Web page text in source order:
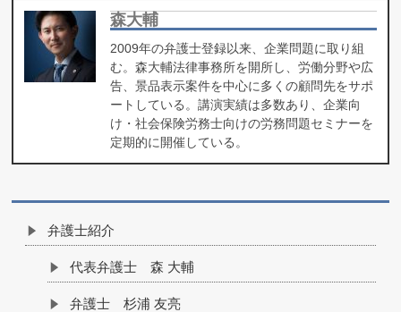
森大輔
2009年の弁護士登録以来、企業問題に取り組
む。森大輔法律事務所を開所し、労働分野や広
告、景品表示案件を中心に多くの顧問先をサポ
ートしている。講演実績は多数あり、企業向
け・社会保険労務士向けの労務問題セミナーを
定期的に開催している。
弁護士紹介
代表弁護士 森 大輔
弁護士 杉浦 友亮